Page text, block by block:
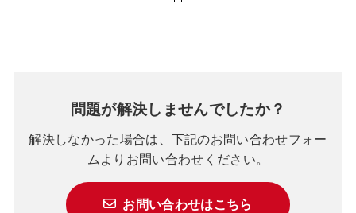
問題が解決しませんでしたか？
解決しなかった場合は、下記のお問い合わせフォー
ムよりお問い合わせください。
お問い合わせはこちら